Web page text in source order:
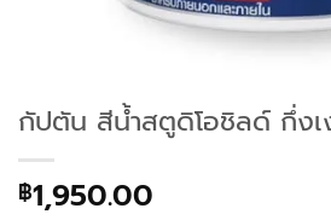
กัปตัน สีน้ำสตูดิโอชิลด์ กึ่งเ
฿1,950.00